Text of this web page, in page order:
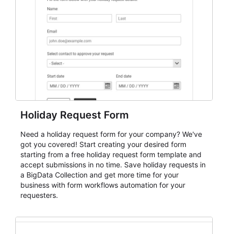
keep responses standardized so organizers can
evaluate submissions, manage next steps, and maintain
cleaner registration records over time.
Holiday Request Form
Need a holiday request form for your company? We've
got you covered! Start creating your desired form
starting from a free holiday request form template and
accept submissions in no time. Save holiday requests in
a BigData Collection and get more time for your
business with form workflows automation for your
requesters.